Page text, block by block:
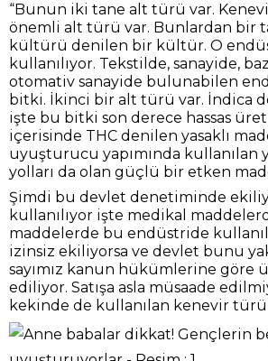
“Bunun iki tane alt türü var.
önemli alt türü var. Bunlardan bir
kültürü denilen bir kültür. O
kullanılıyor. Tekstilde, sanayide,
otomativ sanayide bulunabilen
bitki. İkinci bir alt türü var. İndica
işte bu bitki son derece hassas
içerisinde THC denilen yasaklı
uyuşturucu yapımında kullanılan
yolları da olan güçlü bir etken
Şimdi bu devlet denetiminde
kullanılıyor işte medikal
maddelerde bu endüstride
izinsiz ekiliyorsa ve devlet bunu
sayımız kanun hükümlerine göre
ediliyor. Satışa asla müsaade
kekinde de kullanılan kenevir